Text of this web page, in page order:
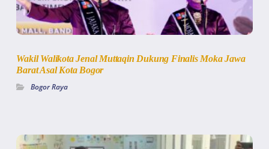
Wakil Walikota Jenal Muttaqin Dukung Finalis Moka Jawa
Barat Asal Kota Bogor
Bogor Raya